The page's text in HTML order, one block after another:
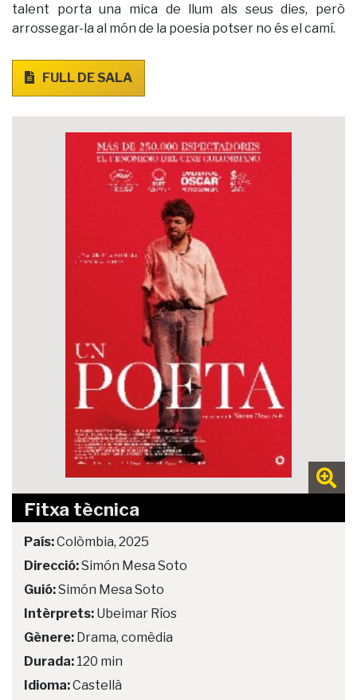
talent porta una mica de llum als seus dies, però
arrossegar-la al món de la poesia potser no és el camí.
FULL DE SALA
Fitxa tècnica
País:Colòmbia, 2025
Direcció:Simón Mesa Soto
Guió:Simón Mesa Soto
Intèrprets: Ubeimar Ríos
Gènere: Drama, comèdia
Durada: 120 min
Idioma:Castellà